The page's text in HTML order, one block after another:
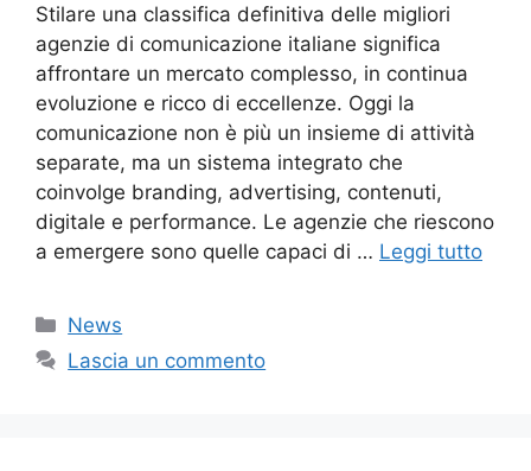
Stilare una classifica definitiva delle migliori
agenzie di comunicazione italiane significa
affrontare un mercato complesso, in continua
evoluzione e ricco di eccellenze. Oggi la
comunicazione non è più un insieme di attività
separate, ma un sistema integrato che
coinvolge branding, advertising, contenuti,
digitale e performance. Le agenzie che riescono
a emergere sono quelle capaci di … Leggi tutto
Categorie
News
Lascia un commento